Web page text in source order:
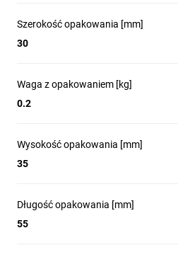
Szerokość opakowania [mm]
30
Waga z opakowaniem [kg]
0.2
Wysokość opakowania [mm]
35
Długość opakowania [mm]
55